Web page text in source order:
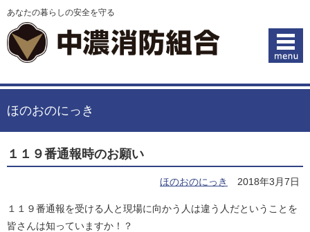
あなたの暮らしの安全を守る
ほのおのにっき
１１９番通報時のお願い
ほのおのにっき 2018年3月7日
１１９番通報を受ける人と現場に向かう人は違う人だということを
皆さんは知っていますか！？